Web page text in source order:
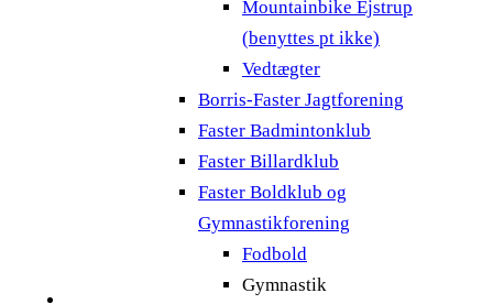
Mountainbike Ejstrup
(benyttes pt ikke)
Vedtægter
Borris-Faster Jagtforening
Faster Badmintonklub
Faster Billardklub
Faster Boldklub og
Gymnastikforening
Fodbold
Gymnastik